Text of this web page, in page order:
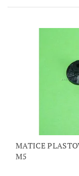
MATICE
M5